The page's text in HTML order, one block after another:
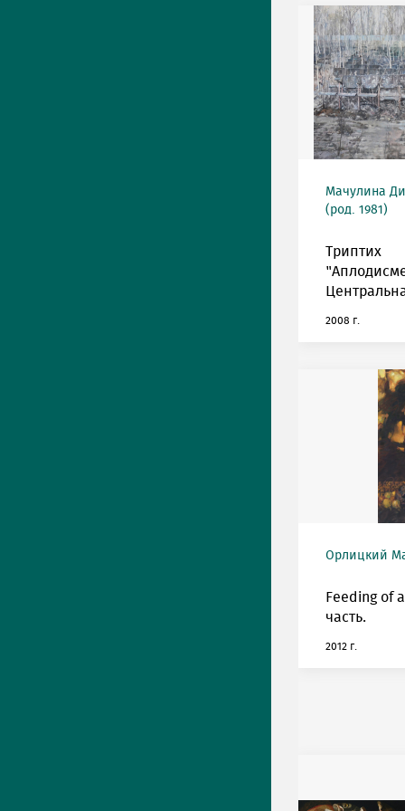
Мачулина
(род. 1981)
Триптих
2008 г.
Орлицкий
Feeding of
часть.
2012 г.